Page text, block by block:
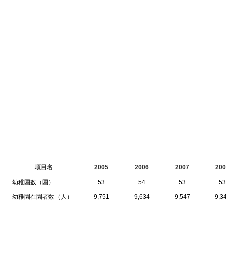
項目名 2005 2006 2007
幼稚園数（園） 53 54 53 53
幼稚園在園者数（人） 9,751 9,634 9,547